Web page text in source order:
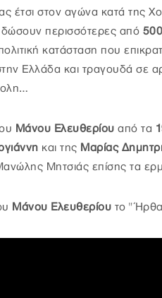
έτσι στον αγώνα κατά της
δώσουν περισσότερες από
κατάσταση που
Ελλάδα και τραγουδά σε
Μάνου Ελευθερίου από τα
και της Μαρίας
Μητσιάς επίσης τα
Μάνου Ελευθερίου το